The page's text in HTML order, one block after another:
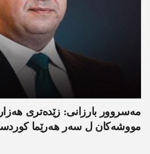
مەسروور بارزانی: زێدەتری
مووشەکان ل سەر ھەرێما